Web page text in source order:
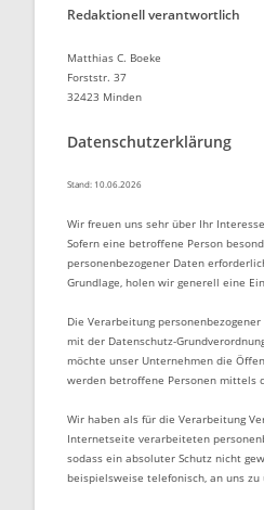
Redaktionell verantwortlich
Matthias C. Boeke
Forststr. 37
32423 Minden
Datenschutzerklärung
Stand: 10.06.2026
Wir freuen uns sehr über Ihr
Sofern eine betroffene Person
personenbezogener Daten
Grundlage, holen wir generell eine
Die Verarbeitung
mit der Datenschutz-
möchte unser Unternehmen die
werden betroffene Personen mittels
Wir haben als für die Verarbeitung
Internetseite verarbeiteten
sodass ein absoluter Schutz nicht
beispielsweise telefonisch, an uns